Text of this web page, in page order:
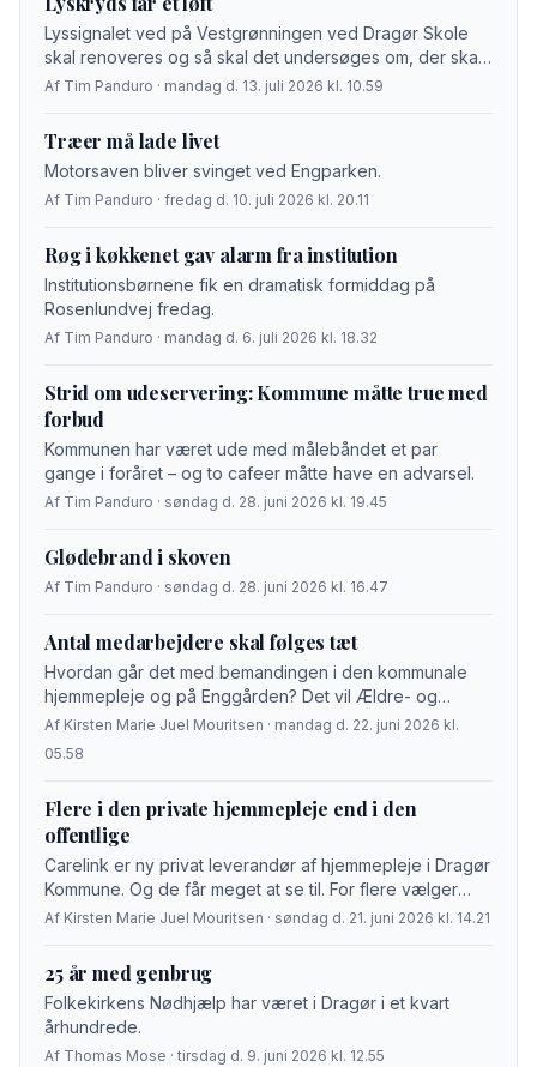
Lyssignalet ved på Vestgrønningen ved Dragør Skole
skal renoveres og så skal det undersøges om, der skal
etableres et nyt lyssignal ved Strandgade.
Af Tim Panduro · mandag d. 13. juli 2026 kl. 10.59
Træer må lade livet
Motorsaven bliver svinget ved Engparken.
Af Tim Panduro · fredag d. 10. juli 2026 kl. 20.11
Røg i køkkenet gav alarm fra institution
Institutionsbørnene fik en dramatisk formiddag på
Rosenlundvej fredag.
Af Tim Panduro · mandag d. 6. juli 2026 kl. 18.32
Strid om udeservering: Kommune måtte true med
forbud
Kommunen har været ude med målebåndet et par
gange i foråret – og to cafeer måtte have en advarsel.
Af Tim Panduro · søndag d. 28. juni 2026 kl. 19.45
Glødebrand i skoven
Af Tim Panduro · søndag d. 28. juni 2026 kl. 16.47
Antal medarbejdere skal følges tæt
Hvordan går det med bemandingen i den kommunale
hjemmepleje og på Enggården? Det vil Ældre- og
Sundhedsudvalget fremover få en status over på hvert
møde.
Af Kirsten Marie Juel Mouritsen · mandag d. 22. juni 2026 kl.
05.58
Flere i den private hjemmepleje end i den
offentlige
Carelink er ny privat leverandør af hjemmepleje i Dragør
Kommune. Og de får meget at se til. For flere vælger
hjemmehjælp fra det private end det offentlige – i hvert
nu visiterer til som en del af ældrereformen.
Af Kirsten Marie Juel Mouritsen · søndag d. 21. juni 2026 kl. 14.21
25 år med genbrug
Folkekirkens Nødhjælp har været i Dragør i et kvart
århundrede.
Af Thomas Mose · tirsdag d. 9. juni 2026 kl. 12.55